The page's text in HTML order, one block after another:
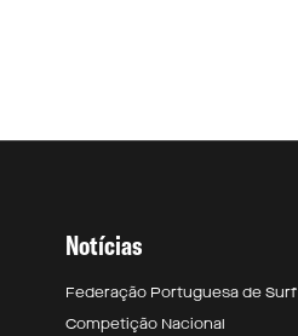
Notícias
Federação Portuguesa de Surf
Competição Nacional